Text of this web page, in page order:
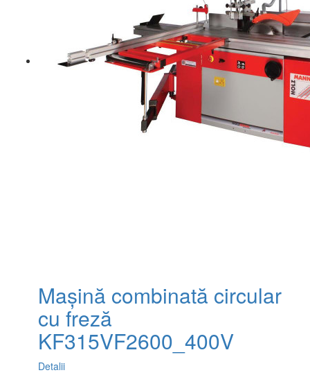
Mașină combinată circular
cu freză
KF315VF2600_400V
Detalii